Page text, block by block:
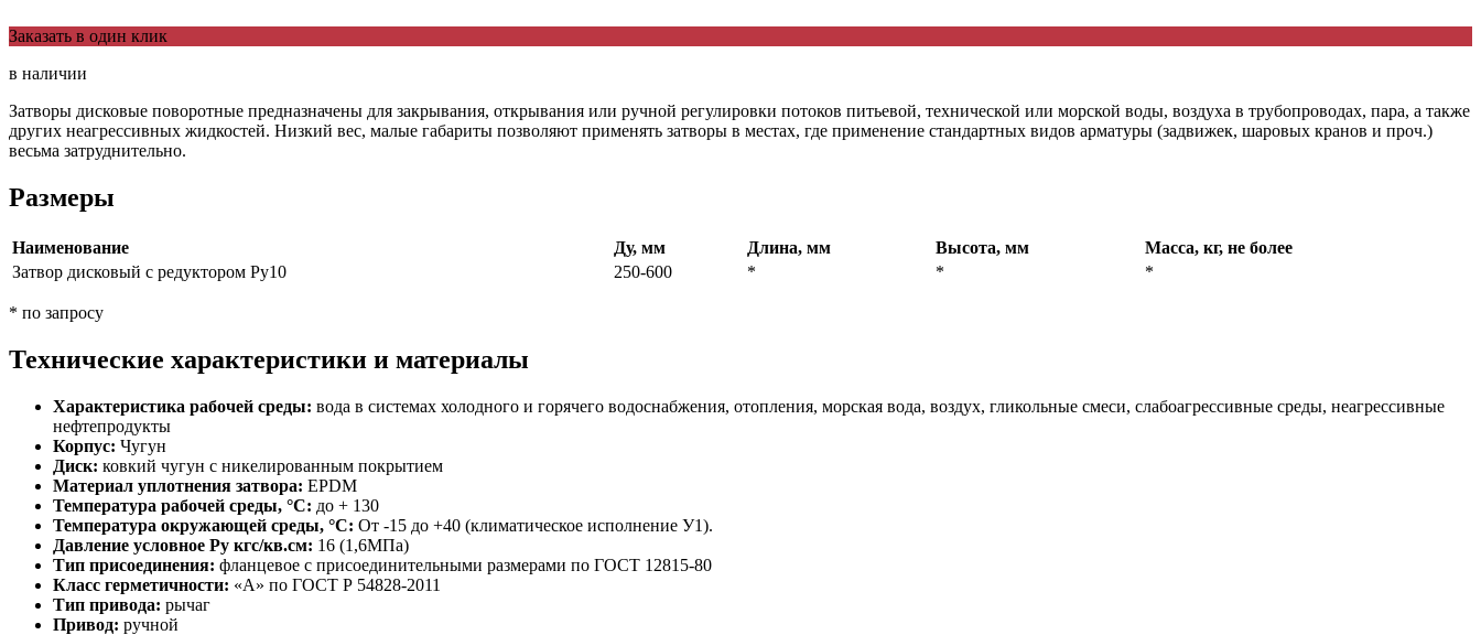
Заказать в один клик
в наличии
Затворы дисковые поворотные предназначены для закрывания, открывания или ручной регулировки потоков питьевой, технической или морской воды, воздуха в трубопроводах, пара, а также
других неагрессивных жидкостей. Низкий вес, малые габариты позволяют применять затворы в местах, где применение стандартных видов арматуры (задвижек, шаровых кранов и проч.)
весьма затруднительно.
Размеры
Наименование Ду, мм Длина, мм Высота, мм
Масса, кг, не более
Затвор дисковый с редуктором Ру10
250-600 * * *
* по запросу
Технические характеристики и материалы
Характеристика рабочей среды: вода в системах холодного и горячего водоснабжения, отопления, морская вода, воздух, гликольные смеси, слабоагрессивные среды, неагрессивные
нефтепродукты
Корпус: Чугун
Диск: ковкий чугун с никелированным покрытием
Материал уплотнения затвора: EPDM
Температура рабочей среды, °С: до + 130
Температура окружающей среды, °С: От -15 до +40 (климатическое исполнение У1).
Давление условное Ру кгс/кв.см: 16 (1,6МПа)
Тип присоединения: фланцевое с присоединительными размерами по ГОСТ 12815-80
Класс герметичности: «А» по ГОСТ Р 54828-2011
Тип привода: рычаг
Привод: ручной